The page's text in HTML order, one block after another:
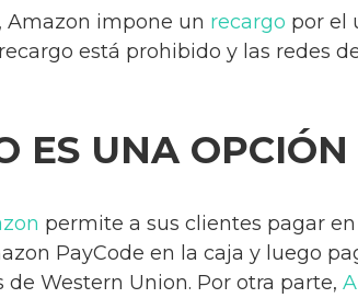
Amazon impone un recargo por el
está prohibido y las redes
ES UNA
permite a sus clientes pagar
PayCode en la caja y luego
Western Union. Por otra parte,